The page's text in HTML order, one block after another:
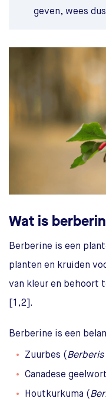
geven, wees
Wat is
Berberine is een
planten en kruiden
van kleur en behoort
[1,2].
Berberine is een
Zuurbes (
Canadese
Houtkurkuma (